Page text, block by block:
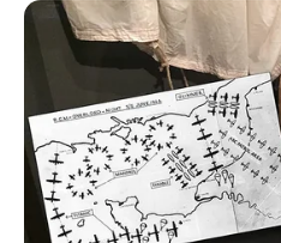
televíziós produkciókban,
sorozatban.
„Számomra vérlázító,
mindent saját
édesapám dalai tették
Krisztián, hozzátéve,